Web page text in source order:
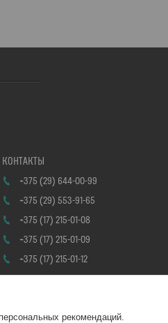
+375 (29) 644-00-99
+375 (29) 553-91-65
+375 (17) 215-01-08
+375 (17) 215-01-09
+375 (17) 215-01-12
рекомендаций.